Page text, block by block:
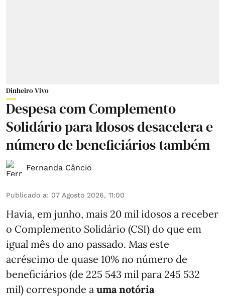
Dinheiro Vivo
Despesa com Complemento
Solidário para Idosos desacelera e
número de beneficiários também
Fernanda Câncio
Publicado a: 07 Agosto 2026, 11:00
Havia, em junho, mais 20 mil idosos a receber
o Complemento Solidário (CSI) do que em
igual mês do ano passado. Mas este
acréscimo de quase 10% no número de
beneficiários (de 225 543 mil para 245 532
mil) corresponde a uma notória